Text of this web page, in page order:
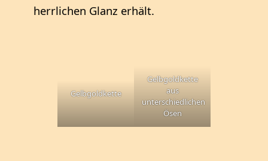
herrlichen Glanz erhält.
Gelbgoldkette
Gelbgoldkette
aus
unterschiedlichen
Ösen